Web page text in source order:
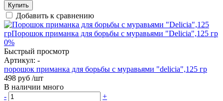
Купить
Добавить к сравнению
0%
Быстрый просмотр
Артикул: -
порошок приманка для борьбы с муравьями "delicia",125 гр
498 руб /шт
В наличии много
-
+